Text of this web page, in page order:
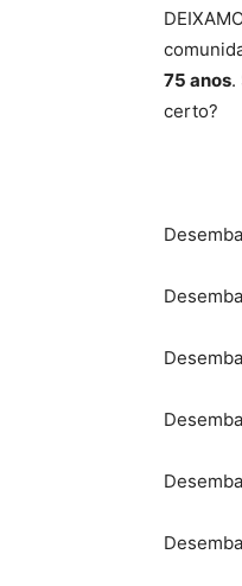
75 anos.
certo?